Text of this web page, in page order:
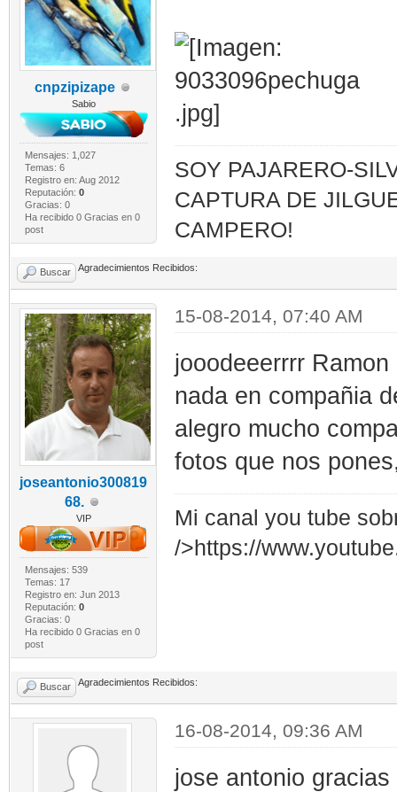
cnpzipizape
Sabio
Mensajes: 1,027
Temas: 6
Registro en: Aug 2012
Reputación: 0
Gracias: 0
Ha recibido 0 Gracias en 0
post
SOY PAJARERO-
CAPTURA DE
CAMPERO!
Buscar Agradecimientos Recibidos:
joseantonio300819
68.
VIP
Mensajes: 539
Temas: 17
Registro en: Jun 2013
Reputación: 0
Gracias: 0
Ha recibido 0 Gracias en 0
post
15-08-2014, 07:40 AM
jooodeeerrrr
nada en compañia
alegro mucho
fotos que nos
Mi canal you tube
/>https://
Buscar Agradecimientos Recibidos:
16-08-2014, 09:36 AM
jose antonio